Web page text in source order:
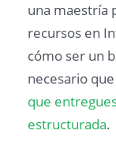
una maestría
recursos en
cómo ser un
necesario
que
estructurada.